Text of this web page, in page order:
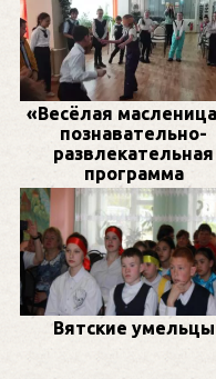
«Весёлая
познавательно-
развлекательная
программа
Вятские умельцы